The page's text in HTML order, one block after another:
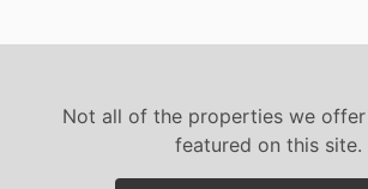
Not all of the properties we
featured on this site.